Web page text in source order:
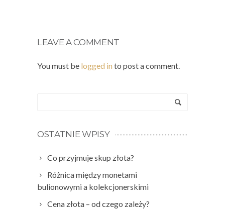
LEAVE A COMMENT
You must be logged in to post a comment.
OSTATNIE WPISY
Co przyjmuje skup złota?
Różnica między monetami
bulionowymi a kolekcjonerskimi
Cena złota – od czego zależy?